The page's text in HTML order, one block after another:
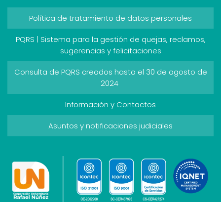
Política de tratamiento de datos personales
PQRS | Sistema para la gestión de quejas, reclamos,
sugerencias y felicitaciones
Consulta de PQRS creados hasta el 30 de agosto de
2024
Información y Contactos
Asuntos y notificaciones judiciales